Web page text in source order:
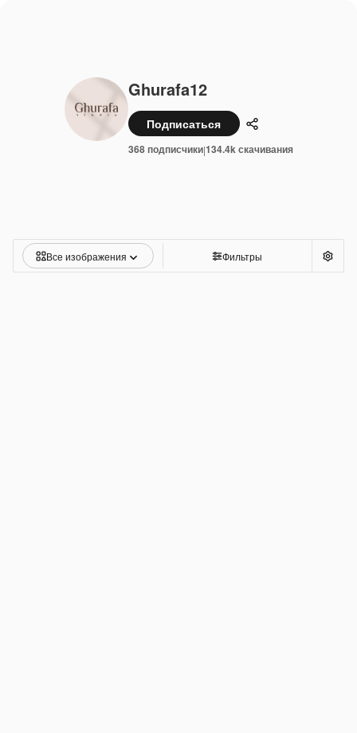
Ghurafa12
Подписаться Поделиться
368 подписчики|134.4k скачивания
Все изображения Фильтры